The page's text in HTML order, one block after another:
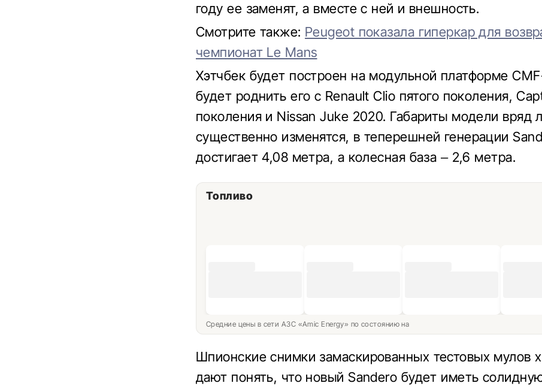
году ее заменят, а вместе с ней и внешность.
Смотрите также: Peugeot показала гиперкар для
чемпионат Le Mans
Хэтчбек будет построен на модульной платформе
будет роднить его с Renault Clio пятого поколения,
поколения и Nissan Juke 2020. Габариты модели вряд
существенно изменятся, в теперешней генерации
достигает 4,08 метра, а колесная база – 2,6 метра.
Топливо
Средние цены в сети АЗС «Amic Energy» по состоянию на
Шпионские снимки замаскированных тестовых мулов
дают понять, что новый Sandero будет иметь